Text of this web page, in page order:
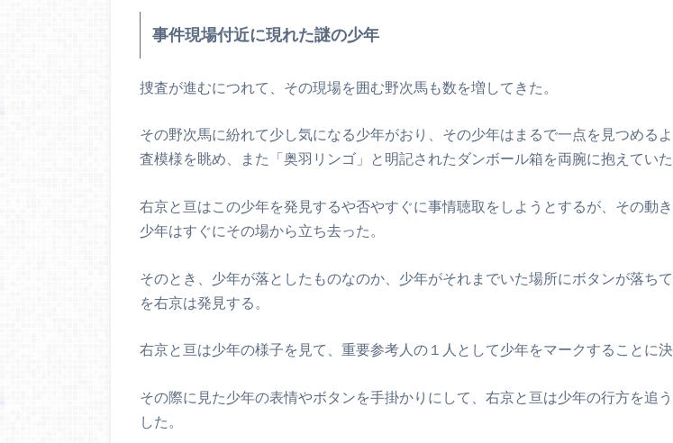
事件現場付近に現れた謎の少年
捜査が進むにつれて、その現場を囲む野次馬も数を増してきた。
その野次馬に紛れて少し気になる少年がおり、その少年はまるで一点を見つめる
査模様を眺め、また「奥羽リンゴ」と明記されたダンボール箱を両腕に抱えていた
右京と亘はこの少年を発見するや否やすぐに事情聴取をしようとするが、その動
少年はすぐにその場から立ち去った。
そのとき、少年が落としたものなのか、少年がそれまでいた場所にボタンが落ち
を右京は発見する。
右京と亘は少年の様子を見て、重要参考人の１人として少年をマークすることに決
その際に見た少年の表情やボタンを手掛かりにして、右京と亘は少年の行方を追
した。